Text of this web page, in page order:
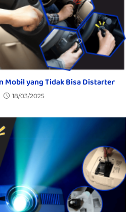
Mobil yang Tidak Bisa Distarter
18/03/2025